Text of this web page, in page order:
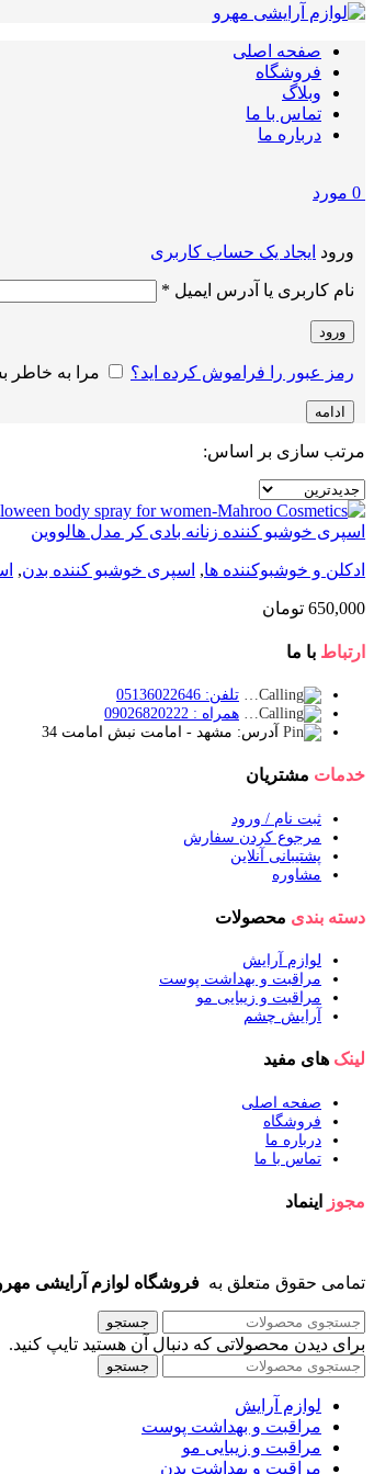
صفحه اصلی
فروشگاه
وبلاگ
تماس با ما
درباره ما
0 مورد
ورود ایجاد یک حساب کاربری
نام کاربری یا آدرس ایمیل *
ورود
رمز عبور را فراموش کرده اید؟ مرا به خاطر
ادامه
مرتب سازی بر اساس:
اسپری خوشبو کننده زنانه بادی کر مدل هالووین
ادکلن و خوشبوکننده ها, اسپری خوشبو کننده بدن,
650,000 تومان
ارتباط با ما
تلفن: 05136022646
همراه : 09026820222
آدرس: مشهد - امامت نبش امامت 34
خدمات مشتریان
ثبت نام / ورود
مرجوع کردن سفارش
پشتیبانی آنلاین
مشاوره
دسته بندی محصولات
لوازم آرایش
مراقبت و بهداشت پوست
مراقبت و زیبایی مو
آرایش چشم
لینک های مفید
صفحه اصلی
فروشگاه
درباره ما
تماس با ما
مجوز اینماد
تمامی حقوق متعلق به فروشگاه لوازم آرایشی
جستجو
برای دیدن محصولاتی که دنبال آن هستید تایپ کنید.
جستجو
لوازم آرایش
مراقبت و بهداشت پوست
مراقبت و زیبایی مو
مراقبت و بهداشت بدن